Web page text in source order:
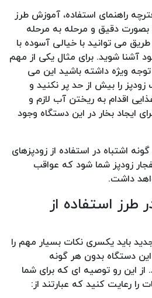
راهنمای استفاده، آموزش طرز
بصورت دقیق و مرحله به مرحله
می توانید با خیالی آسوده با
آشنا شوید. برای مثال یکی از مهم
ویژه داشته باشید این می
را بیش از حد پر نکنید و
اقدام به ریختن آب لازم و
ایجاد بخار در این دستگاه وجود
اشتباه در استفاده از زودپزهای
زودپز شما شود که عواقب
داشت.
استفاده از
باید یکسری نکات بسیار مهم را
این دستگاه بدون هر گونه
از این رو توصیه ای که برای شما
رعایت کنید که عبارتند از: